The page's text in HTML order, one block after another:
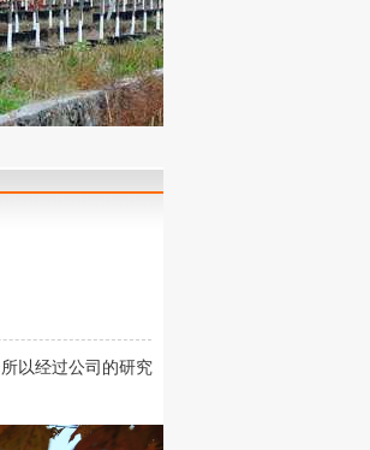
以经过公司的研究